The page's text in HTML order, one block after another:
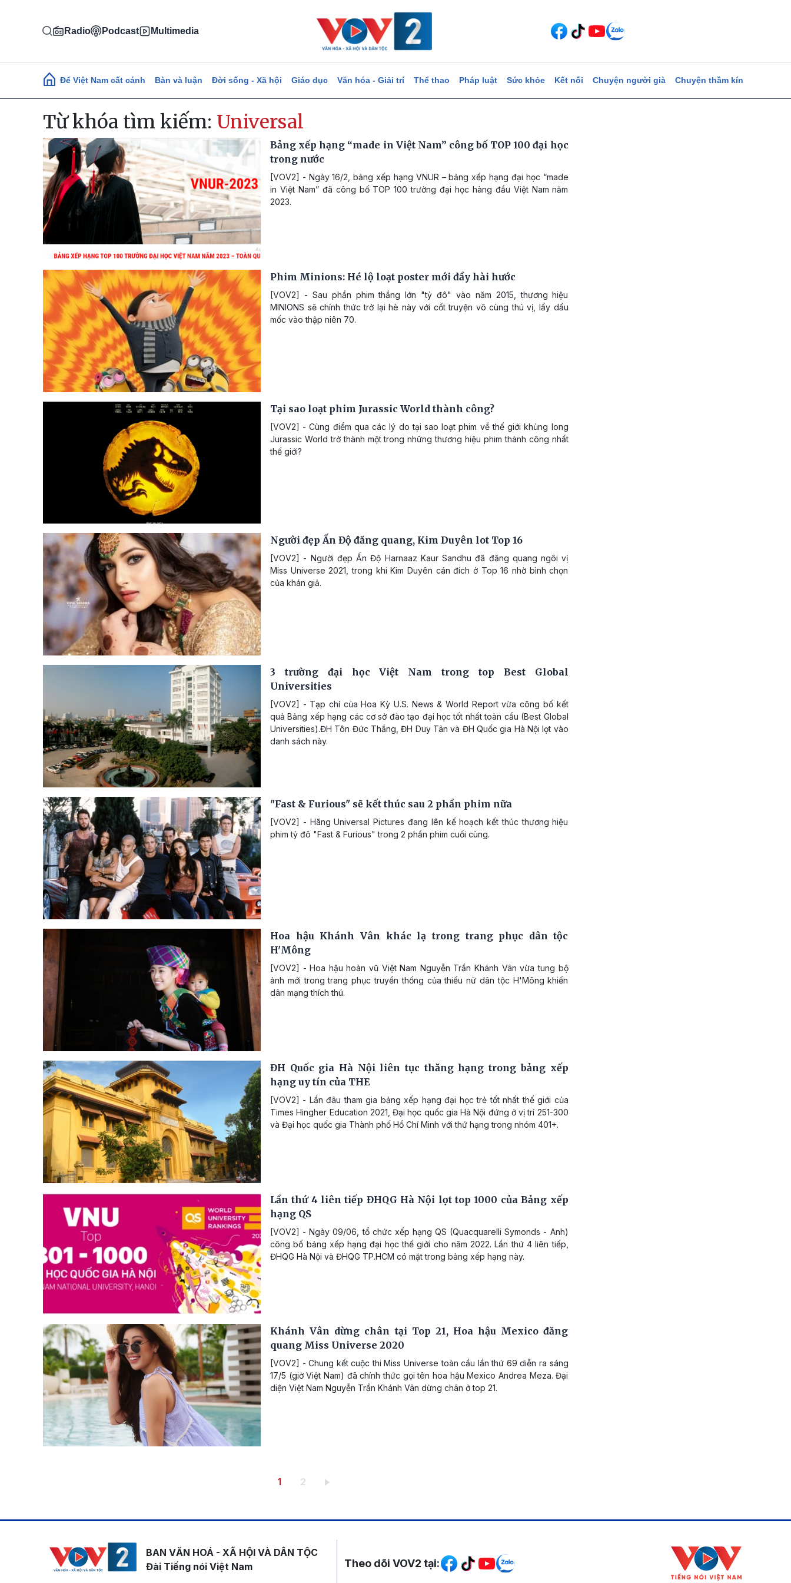
Radio Podcast Multimedia
Main navigation
Để Việt Nam cất cánh Bàn và luận Đời sống - Xã hội Giáo dục Văn hóa - Giải trí Thể thao Pháp luật Sức khỏe Kết nối Chuyện người già Chuyện thầm kín
Từ khóa tìm kiếm: Universal
Bảng xếp hạng “made in Việt Nam” công bố TOP 100 đại học
trong nước
[VOV2] - Ngày 16/2, bảng xếp hạng VNUR – bảng xếp hạng đại học “made
in Việt Nam” đã công bố TOP 100 trường đại học hàng đầu Việt Nam năm
2023.
Phim Minions: Hé lộ loạt poster mới đầy hài hước
[VOV2] - Sau phần phim thắng lớn "tỷ đô" vào năm 2015, thương hiệu
MINIONS sẽ chính thức trở lại hè này với cốt truyện vô cùng thú vị, lấy dấu
mốc vào thập niên 70.
Tại sao loạt phim Jurassic World thành công?
[VOV2] - Cùng điểm qua các lý do tại sao loạt phim về thế giới khủng long
Jurassic World trở thành một trong những thương hiệu phim thành công nhất
thế giới?
Người đẹp Ấn Độ đăng quang, Kim Duyên lot Top 16
[VOV2] - Người đẹp Ấn Độ Harnaaz Kaur Sandhu đã đăng quang ngôi vị
Miss Universe 2021, trong khi Kim Duyên cán đích ở Top 16 nhờ bình chọn
của khán giả.
3 trường đại học Việt Nam trong top Best Global
Universities
[VOV2] - Tạp chí của Hoa Kỳ U.S. News & World Report vừa công bố kết
quả Bảng xếp hạng các cơ sở đào tạo đại học tốt nhất toàn cầu (Best Global
Universities).ĐH Tôn Đức Thắng, ĐH Duy Tân và ĐH Quốc gia Hà Nội lọt vào
danh sách này.
"Fast & Furious" sẽ kết thúc sau 2 phần phim nữa
[VOV2] - Hãng Universal Pictures đang lên kế hoạch kết thúc thương hiệu
phim tỷ đô "Fast & Furious" trong 2 phần phim cuối cùng.
Hoa hậu Khánh Vân khác lạ trong trang phục dân tộc
H'Mông
[VOV2] - Hoa hậu hoàn vũ Việt Nam Nguyễn Trần Khánh Vân vừa tung bộ
ảnh mới trong trang phục truyền thống của thiếu nữ dân tộc H'Mông khiến
dân mạng thích thú.
ĐH Quốc gia Hà Nội liên tục thăng hạng trong bảng xếp
hạng uy tín của THE
[VOV2] - Lần đâu tham gia bảng xếp hạng đại học trẻ tốt nhất thế giới của
Times Hingher Education 2021, Đại học quốc gia Hà Nội đứng ở vị trí 251-300
và Đại học quốc gia Thành phố Hồ Chí Minh với thứ hạng trong nhóm 401+.
Lần thứ 4 liên tiếp ĐHQG Hà Nội lọt top 1000 của Bảng xếp
hạng QS
[VOV2] - Ngày 09/06, tổ chức xếp hạng QS (Quacquarelli Symonds - Anh)
công bố bảng xếp hạng đại học thế giới cho năm 2022. Lần thứ 4 liên tiếp,
ĐHQG Hà Nội và ĐHQG TP.HCM có mặt trong bảng xếp hạng này.
Khánh Vân dừng chân tại Top 21, Hoa hậu Mexico đăng
quang Miss Universe 2020
[VOV2] - Chung kết cuộc thi Miss Universe toàn cầu lần thứ 69 diễn ra sáng
17/5 (giờ Việt Nam) đã chính thức gọi tên hoa hậu Mexico Andrea Meza. Đại
diện Việt Nam Nguyễn Trần Khánh Vân dừng chân ở top 21.
Trang hiện thời
1 Trang
2
BAN VĂN HOÁ - XÃ HỘI VÀ DÂN TỘC
Đài Tiếng nói Việt Nam
Mạng xã hội
Theo dõi VOV2 tại: